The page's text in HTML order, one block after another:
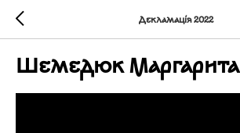
Декламація 2022
Шемедюк Маргарита